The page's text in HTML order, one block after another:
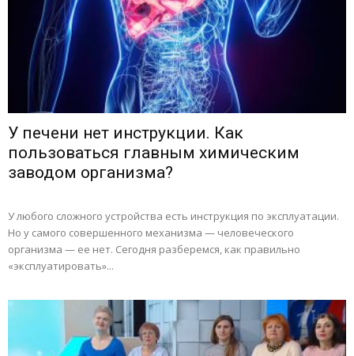
У печени нет инструкции. Как
пользоваться главным химическим
заводом организма?
У любого сложного устройства есть инструкция по эксплуатации.
Но у самого совершенного механизма — человеческого
организма — ее нет. Сегодня разберемся, как правильно
«эксплуатировать»...